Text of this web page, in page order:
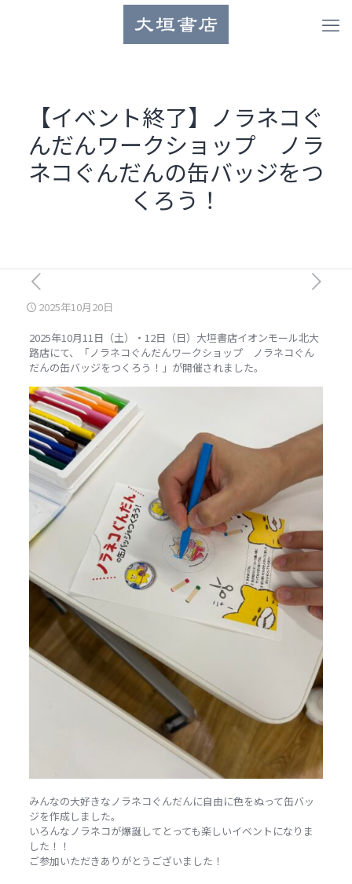
【イベント終了】ノラネコぐ
んだんワークショップ ノラ
ネコぐんだんの缶バッジをつ
くろう！
2025年10月20日
2025年10月11日（土）・12日（日）大垣書店イオンモール北大
路店にて、「ノラネコぐんだんワークショップ ノラネコぐん
だんの缶バッジをつくろう！」が開催されました。
みんなの大好きなノラネコぐんだんに自由に色をぬって缶バッ
ジを作成しました。
いろんなノラネコが爆誕してとっても楽しいイベントになりま
した！！
ご参加いただきありがとうございました！